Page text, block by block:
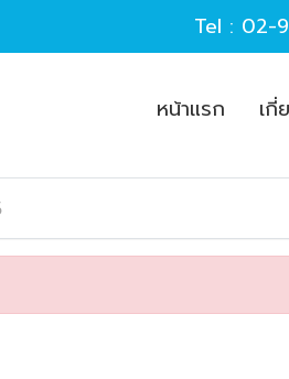
Tel : 02-
หน้าแรก เกี่